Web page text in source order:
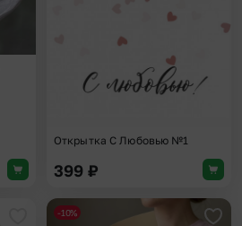
Открытка С Любовью №1
399 ₽
-10%